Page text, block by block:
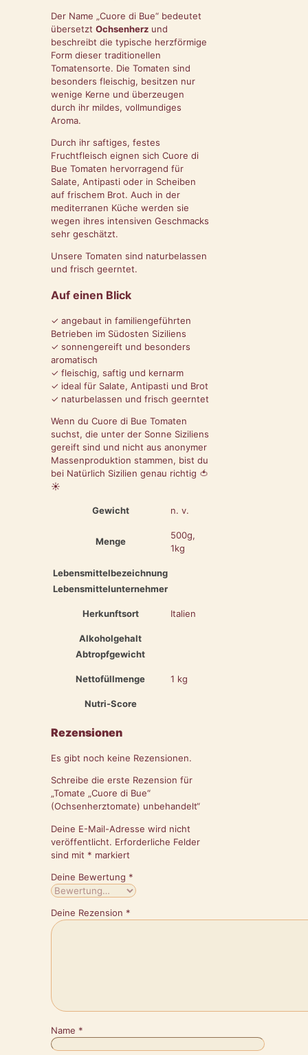
Der Name „Cuore di Bue“ bedeutet
übersetzt Ochsenherz und
beschreibt die typische herzförmige
Form dieser traditionellen
Tomatensorte. Die Tomaten sind
besonders fleischig, besitzen nur
wenige Kerne und überzeugen
durch ihr mildes, vollmundiges
Aroma.
Durch ihr saftiges, festes
Fruchtfleisch eignen sich Cuore di
Bue Tomaten hervorragend für
Salate, Antipasti oder in Scheiben
auf frischem Brot. Auch in der
mediterranen Küche werden sie
wegen ihres intensiven Geschmacks
sehr geschätzt.
Unsere Tomaten sind naturbelassen
und frisch geerntet.
Auf einen Blick
✓ angebaut in familiengeführten
Betrieben im Südosten Siziliens
✓ sonnengereift und besonders
aromatisch
✓ fleischig, saftig und kernarm
✓ ideal für Salate, Antipasti und Brot
✓ naturbelassen und frisch geerntet
Wenn du Cuore di Bue Tomaten
suchst, die unter der Sonne Siziliens
gereift sind und nicht aus anonymer
Massenproduktion stammen, bist du
bei Natürlich Sizilien genau richtig 🍅
☀️
Gewicht n. v.
Menge
500g,
1kg
Lebensmittelbezeichnung
Lebensmittelunternehmer
Herkunftsort Italien
Alkoholgehalt
Abtropfgewicht
Nettofüllmenge 1 kg
Nutri-Score
Rezensionen
Es gibt noch keine Rezensionen.
Schreibe die erste Rezension für
„Tomate „Cuore di Bue“
(Ochsenherztomate) unbehandelt“
Deine E-Mail-Adresse wird nicht
veröffentlicht. Erforderliche Felder
sind mit * markiert
Deine Bewertung *
Deine Rezension *
Name *